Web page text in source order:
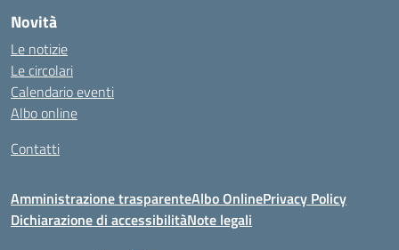
Novità
Le notizie
Le circolari
Calendario eventi
Albo online
Contatti
Amministrazione trasparenteAlbo OnlinePrivacy Policy
Dichiarazione di accessibilitàNote legali